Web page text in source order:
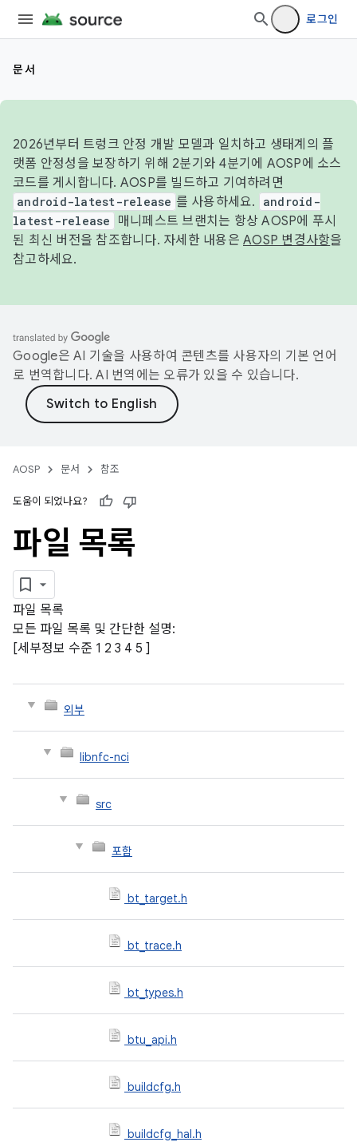
로그인
문서
2026년부터 트렁크 안정 개발 모델과 일치하고 생태계의 플
랫폼 안정성을 보장하기 위해 2분기와 4분기에 AOSP에 소스
코드를 게시합니다. AOSP를 빌드하고 기여하려면
android-latest-release 를 사용하세요.
android-
latest-release
매니페스트 브랜치는 항상 AOSP에 푸시
된 최신 버전을 참조합니다. 자세한 내용은 AOSP 변경사항을
참고하세요.
Google은 AI 기술을 사용하여 콘텐츠를 사용자의 기본 언어
로 번역합니다. AI 번역에는 오류가 있을 수 있습니다.
AOSP 문서 참조
도움이 되었나요?
파일 목록
파일 목록
모든 파일 목록 및 간단한 설명:
[세부정보 수준 1 2 3 4 5 ]
외부
libnfc-nci
src
포함
bt_target.h
bt_trace.h
bt_types.h
btu_api.h
buildcfg.h
buildcfg_hal.h